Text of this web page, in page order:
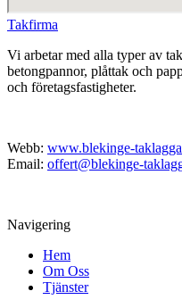
Takfirma
Vi arbetar med alla typer av
betongpannor, plåttak och
och företagsfastigheter.
Webb: www.blekinge-
Email: offert@blekinge-
Navigering
Hem
Om Oss
Tjänster